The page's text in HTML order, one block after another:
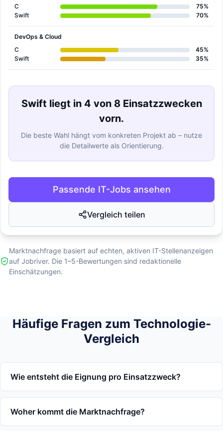
C
75%
Swift
70%
DevOps & Cloud
C
45%
Swift
35%
Swift liegt in 4 von 8 Einsatzzwecken
vorn.
Die beste Wahl hängt vom konkreten Projekt ab – nutze
die Detailwerte als Orientierung.
Passende IT-Jobs ansehen
Vergleich teilen
Marktnachfrage basiert auf echten, aktiven IT-Stellenanzeigen
auf Jobriver. Die 1–5-Bewertungen sind redaktionelle
Einschätzungen.
Häufige Fragen zum Technologie-
Vergleich
Wie entsteht die Eignung pro Einsatzzweck?
Woher kommt die Marktnachfrage?